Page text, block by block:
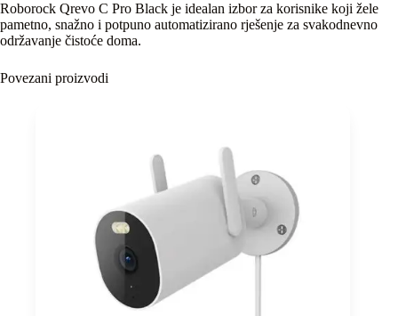
Roborock Qrevo C Pro Black je idealan izbor za korisnike koji žele
pametno, snažno i potpuno automatizirano rješenje za svakodnevno
održavanje čistoće doma.
Povezani proizvodi